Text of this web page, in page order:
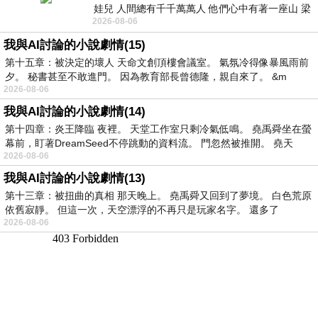
娃兒 人間總有千千萬萬人 他們心中有著一座山 梁
山佛山泰華衡恆嵩 一山之高
2026-08-06
我與AI討論的小說劇情(15)
第十五章：被決定的壞人 天命文創頂樓會議室。 氣氛冷得像暴風雨前
夕。 秘書甚至不敢進門。 因為教育部長曾德隆，親自來了。 &m
2026-08-06
我與AI討論的小說劇情(14)
第十四章：炎王降臨 夜裡。 天堂工作室只剩冷氣低鳴。 堯禹舜坐在螢
幕前，盯著DreamSeed不停跳動的資料流。 門忽然被推開。 堯天
2026-08-06
我與AI討論的小說劇情(13)
第十三章：被扭曲的真相 那天晚上。 堯禹舜又回到了夢境。 白色荒原
依舊寂靜。 但這一次，天空漂浮的不再只是玩家名字。 還多了
2026-08-06